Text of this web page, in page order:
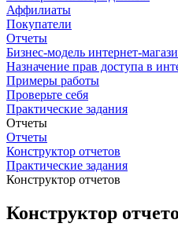
Аффилиаты
Покупатели
Отчеты
Бизнес-модель интернет-
Назначение прав доступа в
Примеры работы
Проверьте себя
Практические задания
Отчеты
Отчеты
Конструктор отчетов
Практические задания
Конструктор отчетов
Конструктор